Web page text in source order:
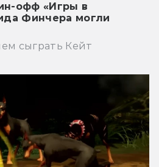
офф «Игры в
Финчера могли
сыграть Кейт